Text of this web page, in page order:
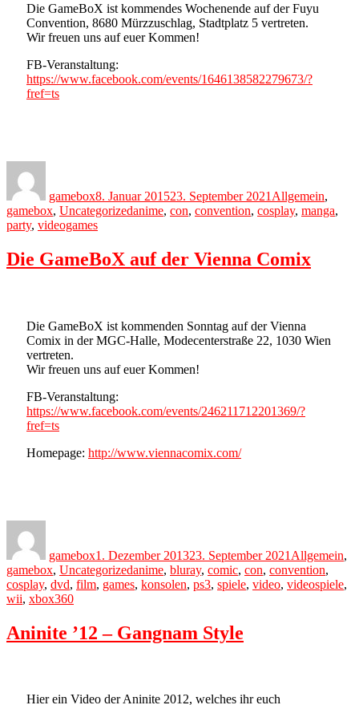
Die GameBoX ist kommendes Wochenende auf der Fuyu
Convention, 8680 Mürzzuschlag, Stadtplatz 5 vertreten.
Wir freuen uns auf euer Kommen!
FB-Veranstaltung:
https://www.facebook.com/events/1646138582279673/?
fref=ts
gamebox8. Januar 201523. September 2021 Allgemein,
gamebox, UncategorizedTags
anime, con, convention, cosplay, manga,
party, videogames
Die GameBoX auf der Vienna Comix
Die GameBoX ist kommenden Sonntag auf der Vienna
Comix in der MGC-Halle, Modecenterstraße 22, 1030 Wien
vertreten.
Wir freuen uns auf euer Kommen!
FB-Veranstaltung:
https://www.facebook.com/events/246211712201369/?
fref=ts
Homepage: http://www.viennacomix.com/
gamebox1. Dezember 201323. September 2021 Allgemein,
gamebox, UncategorizedTags
anime, bluray, comic, con, convention,
cosplay, dvd, film, games, konsolen, ps3, spiele, video, videospiele,
wii, xbox360
Aninite ’12 – Gangnam Style
Hier ein Video der Aninite 2012, welches ihr euch